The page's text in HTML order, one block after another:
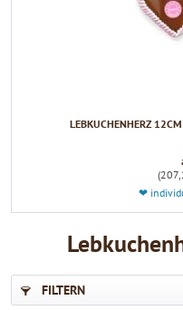
LEBKUCHENHERZ
❤
FILTERN